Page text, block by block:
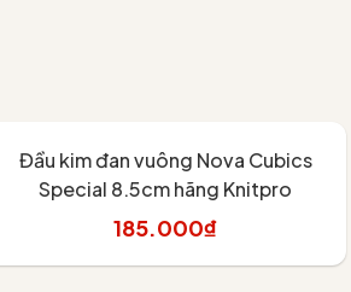
Đầu kim đan vuông Nova Cubics
Special 8.5cm hãng Knitpro
185.000₫